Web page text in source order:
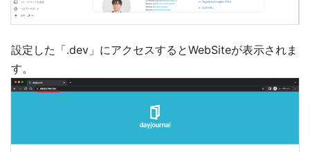
設定した「.dev」にアクセスするとWebSiteが表示されま
す。